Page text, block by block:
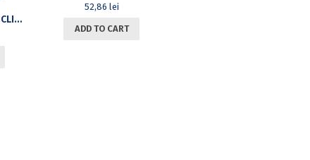
VARIABLE USAGE OF CLITICS OF THE 3RD PERSON IN CENTRAL AND NORTHERN SPAIN
52,86 lei
ADD TO CART